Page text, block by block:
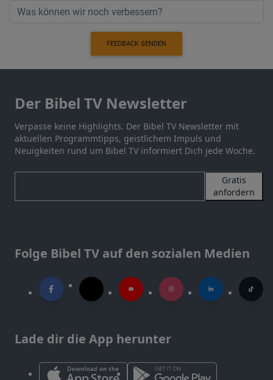
FEEDBACK SENDEN
Der Bibel TV Newsletter
Verpasse keine Highlights. Der Bibel TV Newsletter mit
aktuellen Programmtipps, geistlichem Impuls und
Neuigkeiten rund um Bibel TV informiert Dich jede Woche.
Gratis
anfordern
Folge Bibel TV auf den sozialen Medien
Lade dir die App herunter